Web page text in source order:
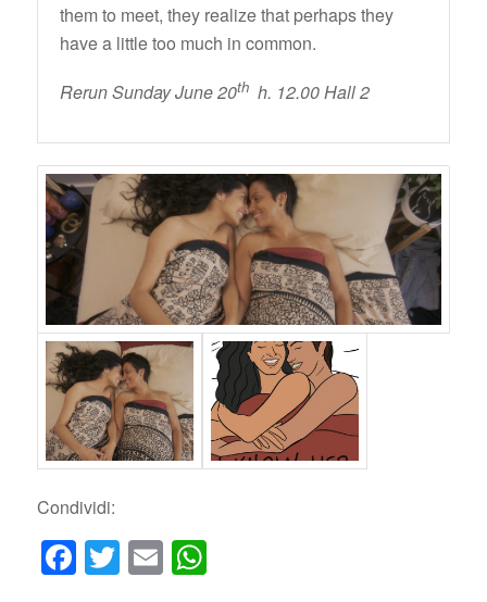
them to meet, they realize that perhaps they
have a little too much in common.
Rerun Sunday June 20thh. 12.00 Hall 2
Condividi:
Facebook
Twitter
EmailWhatsApp